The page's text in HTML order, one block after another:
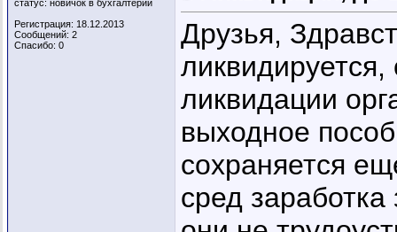
статус: новичок в бухгалтерии
Регистрация: 18.12.2013
Сообщений: 2
Спасибо: 0
Друзья,
ликвидации
выходное
сохраняется
сред